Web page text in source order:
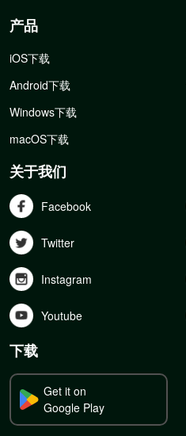
产品
iOS下载
Android下载
Windows下载
macOS下载
关于我们
Facebook
Twitter
Instagram
Youtube
下载
Get it on
Google Play